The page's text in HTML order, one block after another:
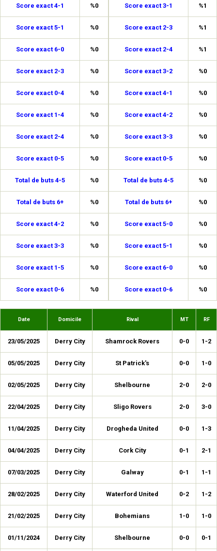
Score exact 4-1 %0
Score exact 5-1 %0
Score exact 6-0 %0
Score exact 2-3 %0
Score exact 0-4 %0
Score exact 1-4 %0
Score exact 2-4 %0
Score exact 0-5 %0
Total de buts 4-5 %0
Total de buts 6+ %0
Score exact 4-2 %0
Score exact 3-3 %0
Score exact 1-5 %0
Score exact 0-6 %0
Score exact 3-1 %1
Score exact 2-3 %1
Score exact 2-4 %1
Score exact 3-2 %0
Score exact 4-1 %0
Score exact 4-2 %0
Score exact 3-3 %0
Score exact 0-5 %0
Total de buts 4-5 %0
Total de buts 6+ %0
Score exact 5-0 %0
Score exact 5-1 %0
Score exact 6-0 %0
Score exact 0-6 %0
Date Domicile Rival MT RF
23/05/2025 Derry City Shamrock Rovers 0-0 1-2
05/05/2025 Derry City St Patrick's 0-0 1-0
02/05/2025 Derry City Shelbourne 2-0 2-0
22/04/2025 Derry City Sligo Rovers 2-0 3-0
11/04/2025 Derry City Drogheda United 0-0 1-3
04/04/2025 Derry City Cork City 0-1 2-1
07/03/2025 Derry City Galway 0-1 1-1
28/02/2025 Derry City Waterford United 0-2 1-2
21/02/2025 Derry City Bohemians 1-0 1-0
01/11/2024 Derry City Shelbourne 0-0 0-1